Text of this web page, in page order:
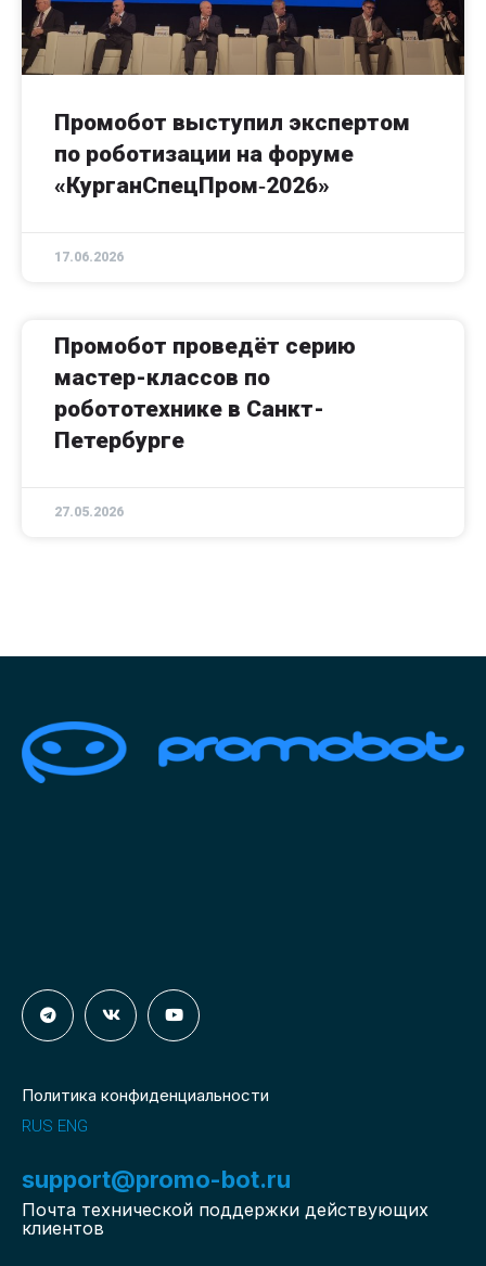
Промобот выступил экспертом
по роботизации на форуме
«КурганСпецПром‑2026»
17.06.2026
Промобот проведёт серию
мастер-классов по
робототехнике в Санкт-
Петербурге
27.05.2026
Политика конфиденциальности
RUS ENG
support@promo-bot.ru
Почта технической поддержки действующих
клиентов